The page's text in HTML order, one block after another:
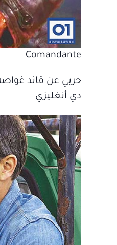
Comandante
حربي عن قائد غواصة
دي أنغليزي